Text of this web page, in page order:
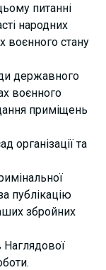
питанні
народних
воєнного стану
державного
воєнного
приміщень
організації та
публікацію
збройних